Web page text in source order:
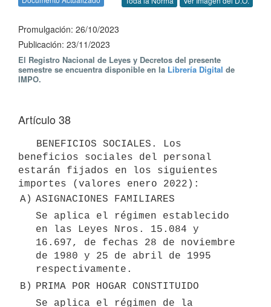
Promulgación: 26/10/2023
Publicación: 23/11/2023
El Registro Nacional de Leyes y Decretos del presente
semestre se encuentra disponible en la Librería Digital de
IMPO.
Artículo 38
beneficios sociales del personal
estarán fijados en los siguientes
A) ASIGNACIONES FAMILIARES
Se aplica el régimen establecido
en las Leyes Nros. 15.084 y
16.697, de fechas 28 de noviembre
de 1980 y 25 de abril de 1995
respectivamente.
B)
PRIMA POR HOGAR CONSTITUIDO
Se aplica el régimen de la